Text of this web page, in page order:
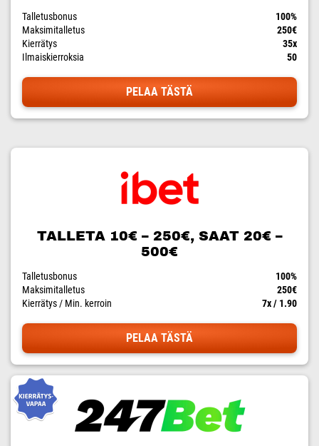
Talletusbonus
100%
Maksimitalletus
250€
Kierrätys
35x
Ilmaiskierroksia
50
PELAA TÄSTÄ
TALLETA 10€ – 250€, SAAT 20€ –
500€
Talletusbonus
100%
Maksimitalletus
250€
Kierrätys / Min. kerroin
7x / 1.90
PELAA TÄSTÄ